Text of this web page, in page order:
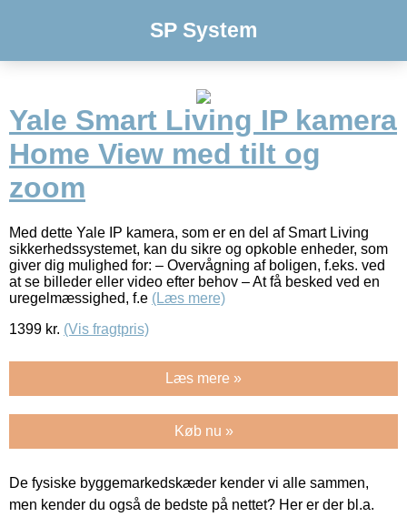
SP System
Yale Smart Living IP kamera
Home View med tilt og
zoom
Med dette Yale IP kamera, som er en del af Smart Living
sikkerhedssystemet, kan du sikre og opkoble enheder, som
giver dig mulighed for: – Overvågning af boligen, f.eks. ved
at se billeder eller video efter behov – At få besked ved en
uregelmæssighed, f.e (Læs mere)
1399 kr. (Vis fragtpris)
Læs mere »
Køb nu »
De fysiske byggemarkedskæder kender vi alle sammen,
men kender du også de bedste på nettet? Her er der bl.a.